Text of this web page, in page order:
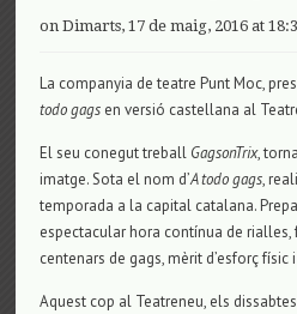
on Dimarts, 17 de maig, 2016 at
La companyia de teatre Punt Moc,
todo gags en versió castellana al
El seu conegut treball GagsonTrix,
imatge. Sota el nom d’A todo gags,
temporada a la capital catalana.
espectacular hora contínua de rialles,
centenars de gags, mèrit d’esforç
Aquest cop al Teatreneu, els